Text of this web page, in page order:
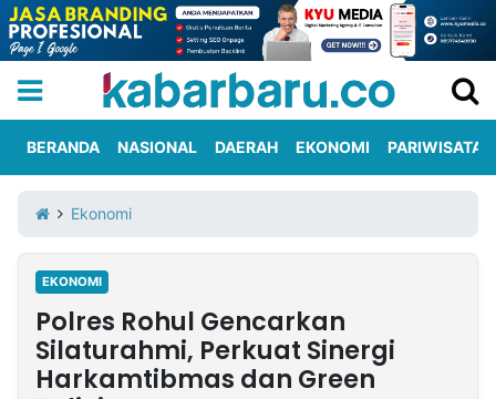
Iklan
Berita
Kami
Nasional
International
Olahraga
Entertainment
Daerah
Pariwisata
Kuliner
Kolom
BERANDA NASIONAL DAERAH EKONOMI PARIWISATA
Ekonomi
EKONOMI
Polres Rohul Gencarkan
Silaturahmi, Perkuat Sinergi
Harkamtibmas dan Green